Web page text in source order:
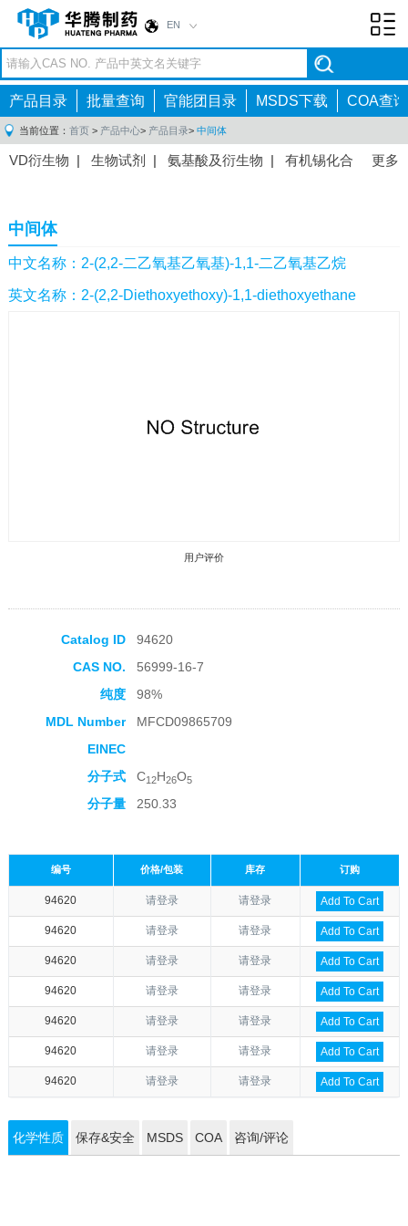
EN
产品目录 批量查询 官能团目录 MSDS下载 COA查询
当前位置： 首页 > 产品中心> 产品目录> 中间体
更多
VD衍生物 | 生物试剂 | 氨基酸及衍生物 | 有机锡化合
间体|
感染药物中间体
体 |抗精神病药物中间体|抗炎药物中间体|精选原料
药中间体|其他原料药中间体|
中间体
中文名称：2-(2,2-二乙氧基乙氧基)-1,1-二乙氧基乙烷
英文名称：2-(2,2-Diethoxyethoxy)-1,1-diethoxyethane
用户评价
Catalog ID
94620
CAS NO.
56999-16-7
纯度
98%
MDL Number
MFCD09865709
EINEC
分子式
C12H26O5
分子量 250.33
编号 价格/包装 库存 订购
94620 请登录 请登录 Add To Cart
94620 请登录 请登录 Add To Cart
94620 请登录 请登录 Add To Cart
94620 请登录 请登录 Add To Cart
94620 请登录 请登录 Add To Cart
94620 请登录 请登录 Add To Cart
94620 请登录 请登录 Add To Cart
化学性质 保存&安全 MSDS COA 咨询/评论